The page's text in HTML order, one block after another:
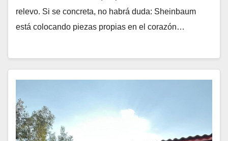
relevo. Si se concreta, no habrá duda: Sheinbaum
está colocando piezas propias en el corazón…